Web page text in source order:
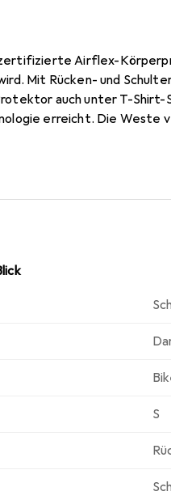
Airflex-
Mit Rücken- und
auch unter T-Shirt-
erreicht. Die Weste
S